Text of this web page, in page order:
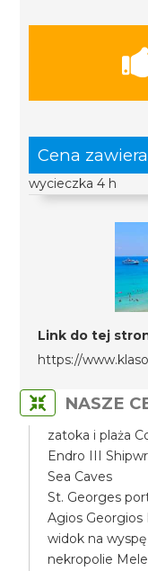
Cena zawiera
wycieczka 4 h
Link do tej
https://
NASZE
zatoka i plaża
Endro III
Sea Caves
St. Georges
Agios Georgios
widok na
nekropolie